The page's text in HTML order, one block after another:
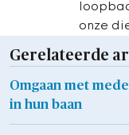
onze
Gerelateerde
Omgaan met
in hun baan